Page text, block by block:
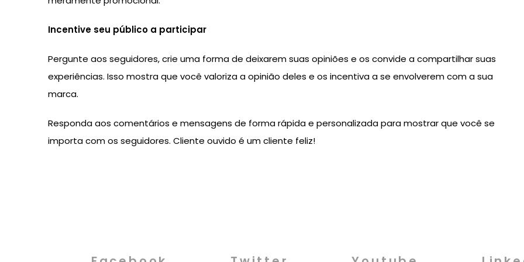
Incentive seu público a participar
Pergunte aos seguidores, crie uma forma de deixarem suas opiniões e os convide a compartilhar suas
experiências. Isso mostra que você valoriza a opinião deles e os incentiva a se envolverem com a sua
marca.
Responda aos comentários e mensagens de forma rápida e personalizada para mostrar que você se
importa com os seguidores. Cliente ouvido é um cliente feliz!